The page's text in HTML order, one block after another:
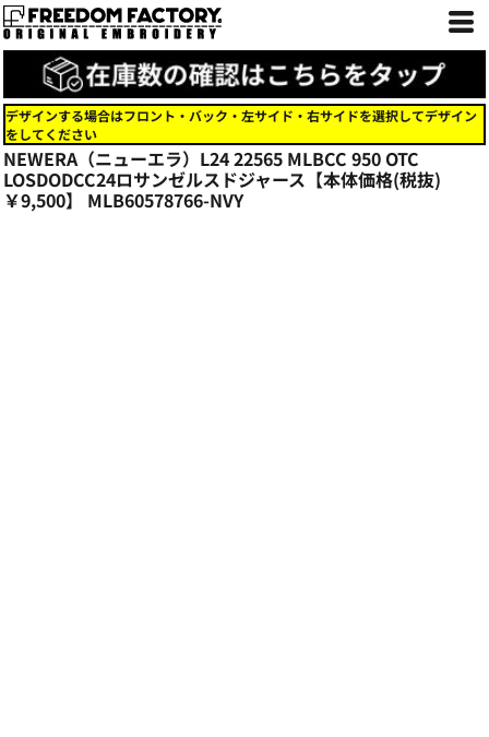
デザインする場合はフロント・バック・左サイド・右サイドを選択してデザイン
をしてください
NEWERA（ニューエラ）L24 22565 MLBCC 950 OTC
LOSDODCC24ロサンゼルスドジャース【本体価格(税抜)
￥9,500】 MLB60578766-NVY